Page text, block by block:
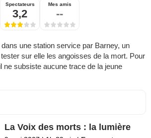
Spectateurs
3,2
Mes amis
--
une station service par Barney, un
sur elle les angoisses de la mort. Pour
ne subsiste aucune trace de la jeune
La Voix des morts : la lumière